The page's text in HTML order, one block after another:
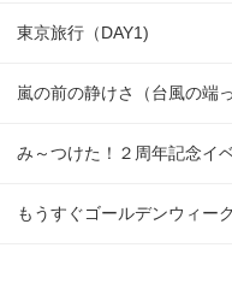
東京旅行（DAY1)
嵐の前の静けさ（台風の端っ
み～つけた！２周年記念イ
もうすぐゴールデンウィー